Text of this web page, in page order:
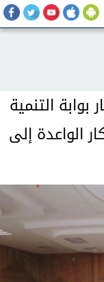
التنمية
الواعدة إلى